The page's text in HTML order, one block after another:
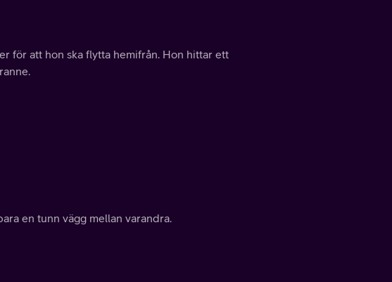
för att hon ska flytta hemifrån. Hon hittar ett
en tunn vägg mellan varandra.